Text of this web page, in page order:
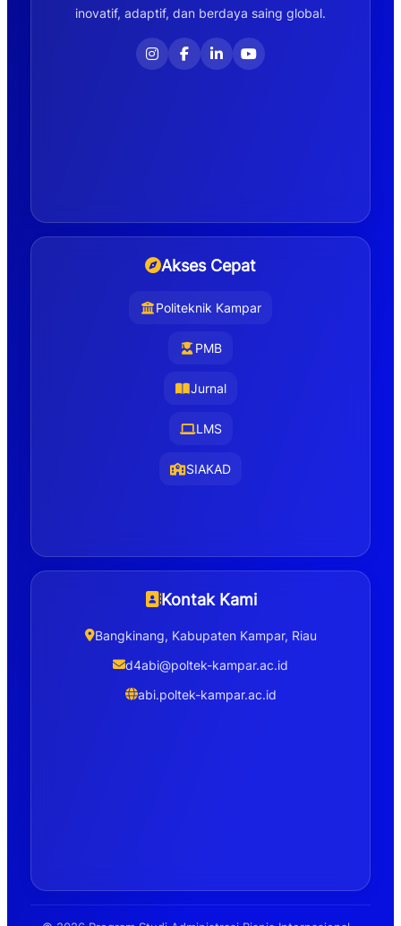
inovatif, adaptif, dan berdaya saing global.
Akses Cepat
Politeknik Kampar
PMB
Jurnal
LMS
SIAKAD
Kontak Kami
Bangkinang, Kabupaten Kampar, Riau
d4abi@poltek-kampar.ac.id
abi.poltek-kampar.ac.id